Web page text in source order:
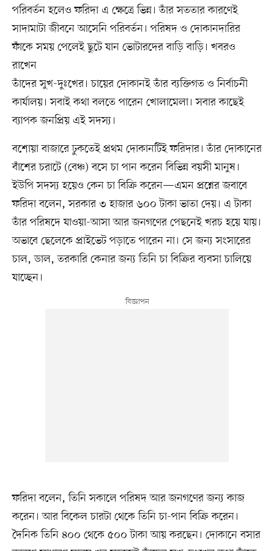
পরিবর্তন হলেও ফরিদা এ ক্ষেত্রে ভিন্ন। তাঁর সততার কারণেই
সাদামাটা জীবনে আসেনি পরিবর্তন। পরিষদ ও দোকানদারির
ফাঁকে সময় পেলেই ছুটে যান ভোটারদের বাড়ি বাড়ি। খবরও
রাখেন
তাঁদের সুখ-দুঃখের। চায়ের দোকানই তাঁর ব্যক্তিগত ও নির্বাচনী
কার্যালয়। সবাই কথা বলতে পারেন খোলামেলা। সবার কাছেই
ব্যাপক জনপ্রিয় এই সদস্য।
বশোয়া বাজারে ঢুকতেই প্রথম দোকানটিই ফরিদার। তাঁর দোকানের
বাঁশের চরাটে (বেঞ্চ) বসে চা পান করেন বিভিন্ন বয়সী মানুষ।
ইউপি সদস্য হয়েও কেন চা বিক্রি করেন—এমন প্রশ্নের জবাবে
ফরিদা বলেন, সরকার ৩ হাজার ৬০০ টাকা ভাতা দেয়। এ টাকা
তাঁর পরিষদে যাওয়া-আসা আর জনগণের পেছনেই খরচ হয়ে যায়।
অভাবে ছেলেকে প্রাইভেট পড়াতে পারেন না। সে জন্য সংসারের
চাল, ডাল, তরকারি কেনার জন্য তিনি চা বিক্রির ব্যবসা চালিয়ে
যাচ্ছেন।
ফরিদা বলেন, তিনি সকালে পরিষদ আর জনগণের জন্য কাজ
করেন। আর বিকেল চারটা থেকে তিনি চা-পান বিক্রি করেন।
দৈনিক তিনি ৪০০ থেকে ৫০০ টাকা আয় করছেন। দোকানে বসার